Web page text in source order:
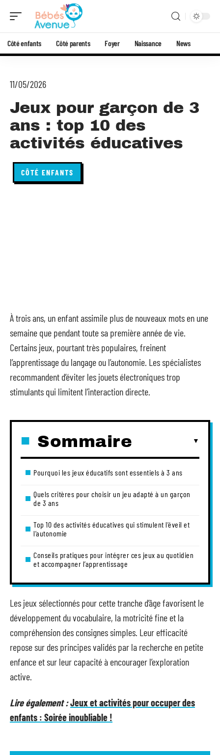
Côté enfants Côté parents Foyer Naissance News
11/05/2026
Jeux pour garçon de 3
ans : top 10 des
activités éducatives
CÔTÉ ENFANTS
À trois ans, un enfant assimile plus de nouveaux mots en une
semaine que pendant toute sa première année de vie.
Certains jeux, pourtant très populaires, freinent
l’apprentissage du langage ou l’autonomie. Les spécialistes
recommandent d’éviter les jouets électroniques trop
stimulants qui limitent l’interaction directe.
Sommaire
Pourquoi les jeux éducatifs sont essentiels à 3 ans
Quels critères pour choisir un jeu adapté à un garçon
de 3 ans
Top 10 des activités éducatives qui stimulent l’éveil et
l’autonomie
Conseils pratiques pour intégrer ces jeux au quotidien
et accompagner l’apprentissage
Les jeux sélectionnés pour cette tranche d’âge favorisent le
développement du vocabulaire, la motricité fine et la
compréhension des consignes simples. Leur efficacité
repose sur des principes validés par la recherche en petite
enfance et sur leur capacité à encourager l’exploration
active.
Lire également :Jeux et activités pour occuper des
enfants : Soirée inoubliable !